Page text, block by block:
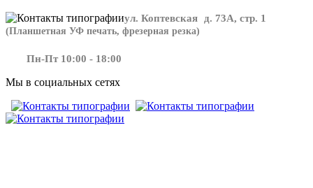
ул. Коптевская д. 73А, стр. 1
(Планшетная УФ печать, фрезерная резка)
Пн-Пт 10:00 - 18:00
Мы в социальных сетях